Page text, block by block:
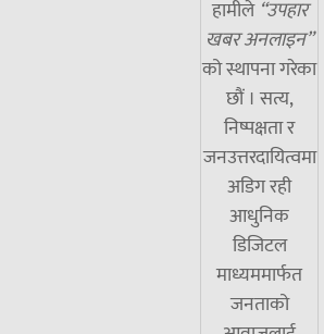
हामीले “उपहार
खबर अनलाइन”
को स्थापना गरेका
छौं । सत्य,
निष्पक्षता र
जनउत्तरदायित्वमा
अडिग रही
आधुनिक
डिजिटल
माध्यममार्फत
जनताको